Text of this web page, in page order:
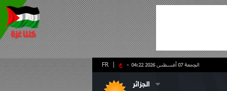
- ع FR الجمعة 07 أغسطس 2026 04:22
الجزائر